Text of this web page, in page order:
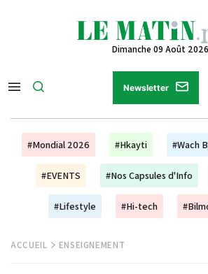
Dimanche 09 Août 2026
Newsletter
#Mondial 2026 #Hkayti #Wach
#EVENTS #Nos Capsules d'Info
#Lifestyle #Hi-tech
ACCUEIL ENSEIGNEMENT